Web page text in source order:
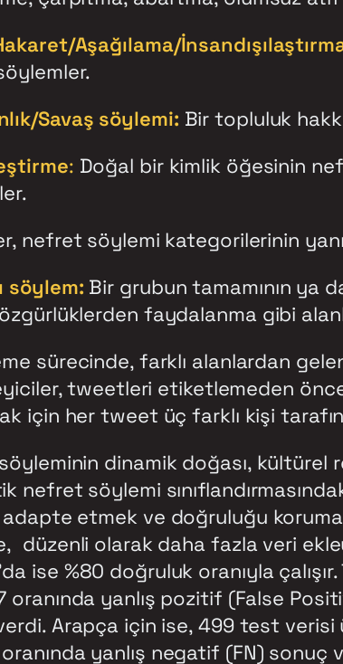
Aşağılama/
Savaş söylemi: Bir topluluk
: Doğal bir kimlik öğesinin
nefret söylemi kategorilerinin
söylem: Bir grubun tamamının ya
faydalanma gibi
sürecinde, farklı alanlardan
tweetleri etiketlemeden
için her tweet üç farklı kişi
dinamik doğası, kültürel
nefret söylemi
etmek ve doğruluğu
düzenli olarak daha fazla veri
ise %80 doğruluk oranıyla
oranında yanlış pozitif (False
Arapça için ise, 499 test verisi
yanlış negatif (FN)